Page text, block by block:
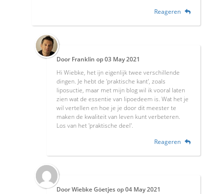
Reageren
Door Franklin op03 May 2021
Hi Wiebke, het ijn eigenlijk twee verschillende
dingen. Je hebt de 'praktische kant', zoals
liposuctie, maar met mijn blog wil ik vooral laten
zien wat de essentie van lipoedeem is. Wat het je
wil vertellen en hoe je je door dit meester te
maken de kwaliteit van leven kunt verbeteren.
Los van het 'praktische deel'.
Reageren
DoorWiebke Göetjesop04 May 2021